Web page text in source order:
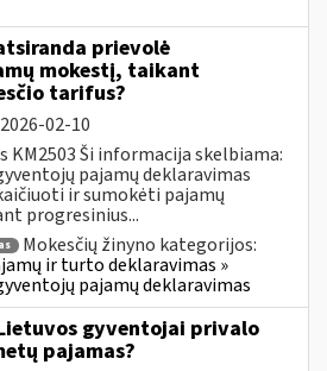
prievolė
mokestį, taikant
tarifus?
2026-02-10
KM2503 Ši informacija skelbiama:
pajamų deklaravimas
ir sumokėti pajamų
progresinius...
Mokesčių žinyno kategorijos:
ir turto deklaravimas »
pajamų deklaravimas
gyventojai privalo
pajamas?